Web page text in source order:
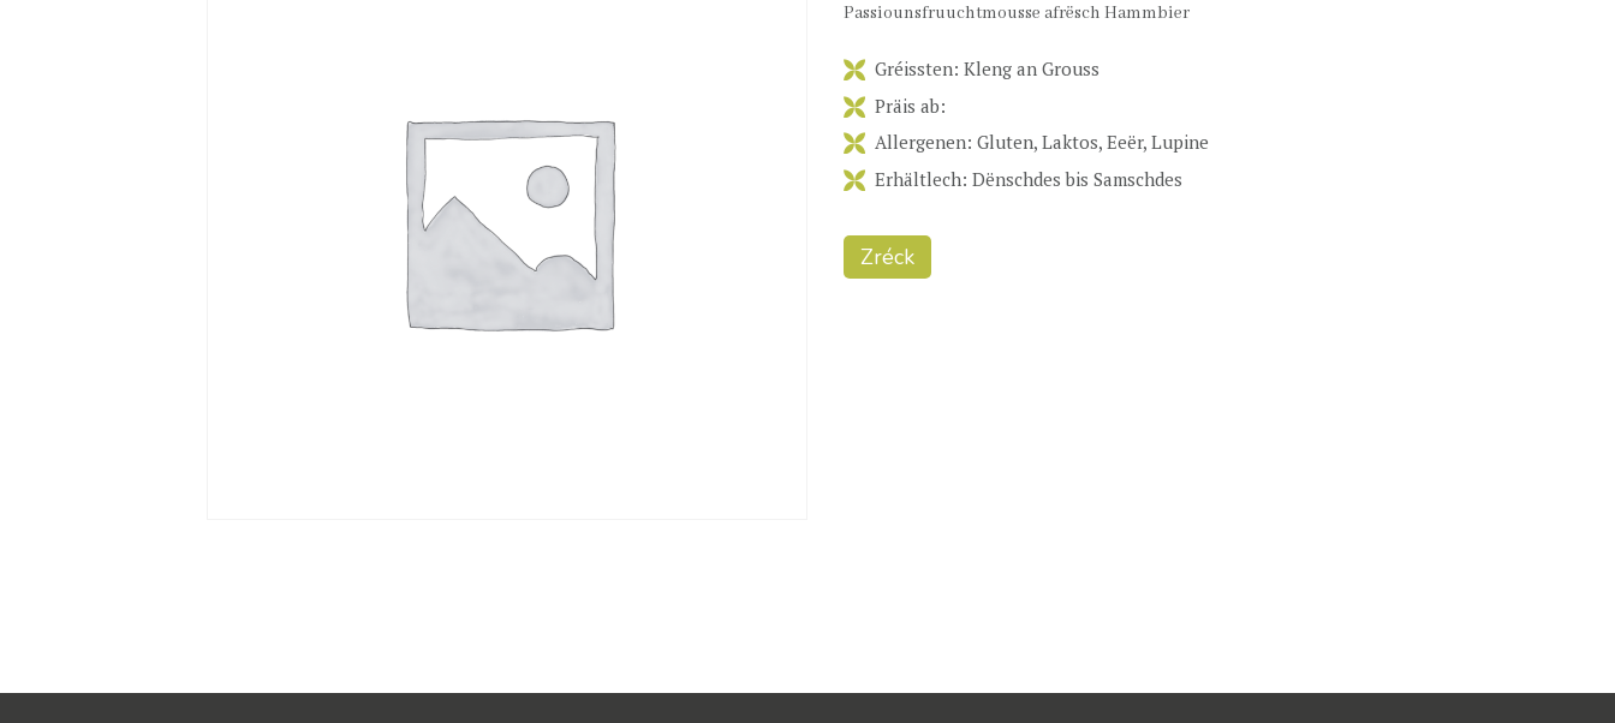
Zréck
Passiounsfruuchtmousse afrësch Hammbier
Gréissten: Kleng an Grouss
Präis ab:
Allergenen: Gluten, Laktos, Eeër, Lupine
Erhältlech: Dënschdes bis Samschdes